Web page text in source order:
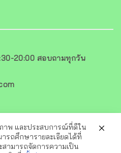
20:00 สอบถามทุกวัน
าพ และประสบการณ์ที่ดีใน
รถศึกษารายละเอียดได้ที่
สามารถจัดการความเป็น